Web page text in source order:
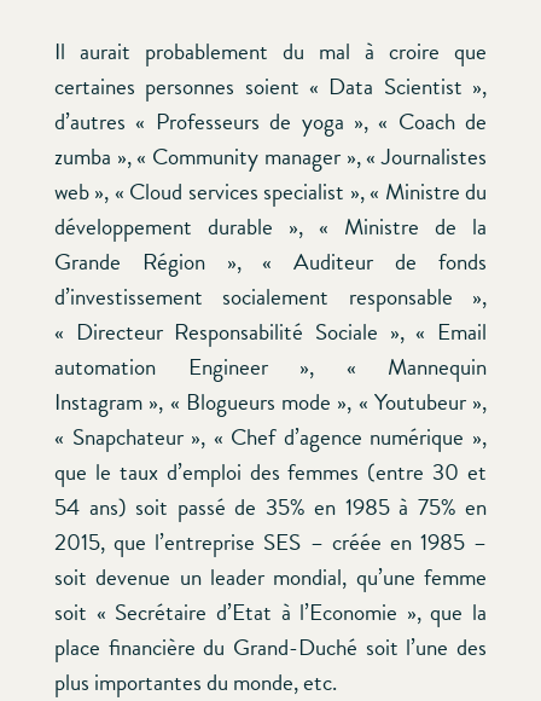
Il aurait probablement du mal à croire que
certaines personnes soient « Data Scientist »,
d’autres « Professeurs de yoga », « Coach de
zumba », « Community manager », « Journalistes
web », « Cloud services specialist », « Ministre du
développement durable », « Ministre de la
Grande Région », « Auditeur de fonds
d’investissement socialement responsable »,
« Directeur Responsabilité Sociale », « Email
automation Engineer », « Mannequin
Instagram », « Blogueurs mode », « Youtubeur »,
« Snapchateur », « Chef d’agence numérique »,
que le taux d’emploi des femmes (entre 30 et
54 ans) soit passé de 35% en 1985 à 75% en
2015, que l’entreprise SES – créée en 1985 –
soit devenue un leader mondial, qu’une femme
soit « Secrétaire d’Etat à l’Economie », que la
place financière du Grand-Duché soit l’une des
plus importantes du monde, etc.